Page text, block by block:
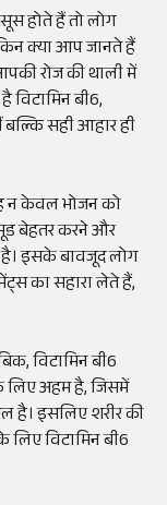
होते हैं तो लोग
क्या आप जानते हैं
रोज की थाली में
विटामिन बी6,
बल्कि सही आहार ही
न केवल भोजन को
बेहतर करने और
है। इसके बावजूद लोग
का सहारा लेते हैं,
विटामिन बी6
लिए अहम है, जिसमें
है। इसलिए शरीर की
विटामिन बी6